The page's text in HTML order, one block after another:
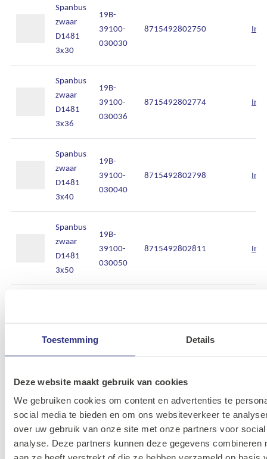
Toestemming Details
Deze website maakt gebruik van cookies
We gebruiken cookies om content en advertenties te
social media te bieden en om ons websiteverkeer te
over uw gebruik van onze site met onze partners voor
analyse. Deze partners kunnen deze gegevens combineren
Spanbus
zwaar
D1481
3x30
19B-
39100-
030030
8715492802750
Spanbus
zwaar
D1481
3x36
19B-
39100-
030036
8715492802774
Spanbus
zwaar
D1481
3x40
19B-
39100-
030040
8715492802798
Spanbus
zwaar
D1481
3x50
19B-
39100-
030050
8715492802811
3x6
zwaar
D1481
4x10
19B-
8715492803054
Spanbus
19B-